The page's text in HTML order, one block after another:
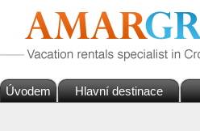
Úvodem Hlavní destinace